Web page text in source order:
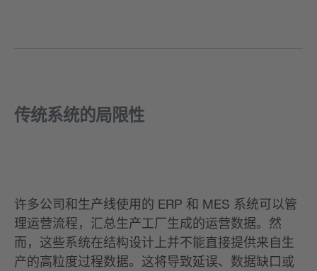
传统系统的局限性
许多公司和生产线使用的 ERP 和 MES 系统可以管
理运营流程，汇总生产工厂生成的运营数据。然
而，这些系统在结构设计上并不能直接提供来自生
产的高粒度过程数据。这将导致延误、数据缺口或